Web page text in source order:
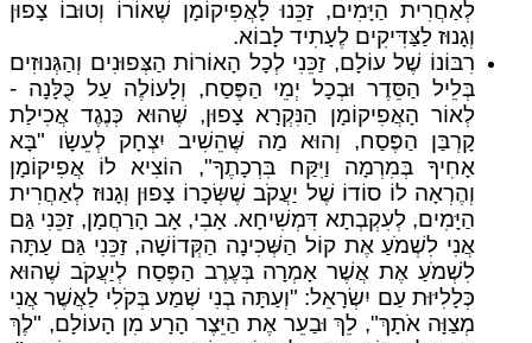
לְאַחֲרִית הַיָּמִים, זַכֵּנוּ לָאֲפִיקוֹמָן שֶׁאוֹרוֹ וְטוּבוֹ צָפוּן
וְגָנוּז לַצַּדִּיקִים לֶעָתִיד לָבוֹא.
רִבּוֹנוֹ שֶׁל עוֹלָם, זַכֵּנִי לְכָל הָאוֹרוֹת הַצְּפוּנִים וְהַגְּנוּזִים
בְּלֵיל הַסֵּדֶר וּבְכָל יְמֵי הַפֶּסַח, וְלָעוֹלֶה עַל כֻּלָּנָה -
לְאוֹר הָאֲפִיקוֹמָן הַנִּקְרָא צָפוּן, שֶׁהוּא כְּנֶגֶד אֲכִילַת
קָרְבַּן הַפֶּסַח, וְהוּא מַה שֶּׁהֵשִׁיב יִצְחָק לְעֵשָׂו "בָּא
אָחִיךָ בְּמִרְמָה וַיִּקַּח בִּרְכָתֶךָ", הוֹצִיא לוֹ אֲפִיקוֹמָן
וְהֶרְאָה לוֹ סוֹדוֹ שֶׁל יַעֲקֹב שֶׁשְּׂכָרוֹ צָפוּן וְגָנוּז לְאַחֲרִית
הַיָּמִים, לְעִקְבְתָא דִּמְשִׁיחָא. אָבִי, אָב הָרַחֲמָן, זַכֵּנִי גַּם
אֲנִי לִשְׁמֹעַ אֶת קוֹל הַשְּׁכִינָה הַקְּדוֹשָׁה, זַכֵּנִי גַּם עַתָּה
לִשְׁמֹעַ אֶת אֲשֶׁר אָמְרָה בְּעֶרֶב הַפֶּסַח לְיַעֲקֹב שֶׁהוּא
כְּלָלִיּוּת עַם יִשְׂרָאֵל: "וְעַתָּה בְנִי שְׁמַע בְּקֹלִי לַאֲשֶׁר אֲנִי
מְצַוָּה אֹתָךְ", לֵךְ וּבַעֵר אֶת הַיֵּצֶר הָרָע מִן הָעוֹלָם, "לֶךְ